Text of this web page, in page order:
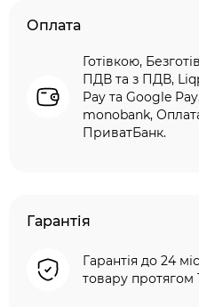
Оплата
Готівкою,
ПДВ та з ПДВ,
Pay та Google
monobank,
ПриватБанк.
Гарантія
Гарантія до 24
товару протягом